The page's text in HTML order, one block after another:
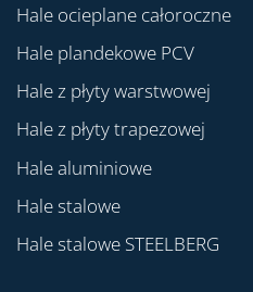
Hale ocieplane całoroczne
Hale plandekowe PCV
Hale z płyty warstwowej
Hale z płyty trapezowej
Hale aluminiowe
Hale stalowe
Hale stalowe STEELBERG